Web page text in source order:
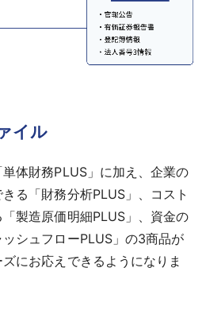
イル
体財務PLUS」に加え、企業の
る「財務分析PLUS」、コスト
製造原価明細PLUS」、資金の
シュフローPLUS」の3商品が
にお応えできるようになりま